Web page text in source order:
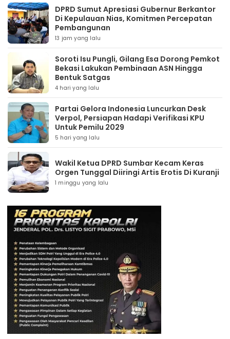
DPRD Sumut Apresiasi Gubernur Berkantor
Di Kepulauan Nias, Komitmen Percepatan
Pembangunan
13 jam yang lalu
Soroti Isu Pungli, Gilang Esa Dorong Pemkot
Bekasi Lakukan Pembinaan ASN Hingga
Bentuk Satgas
4 hari yang lalu
Partai Gelora Indonesia Luncurkan Desk
Verpol, Persiapan Hadapi Verifikasi KPU
Untuk Pemilu 2029
5 hari yang lalu
Wakil Ketua DPRD Sumbar Kecam Keras
Orgen Tunggal Diiringi Artis Erotis Di Kuranji
1 minggu yang lalu